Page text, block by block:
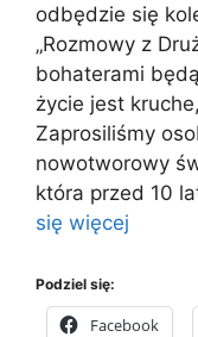
odbędzie się
„Rozmowy z
bohaterami
życie jest
Zaprosiliśmy
nowotworowy
która przed 10
się więcej
Podziel się:
Facebook